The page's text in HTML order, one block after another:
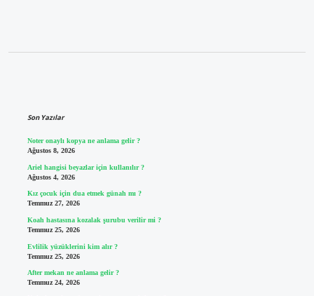
Son Yazılar
Noter onaylı kopya ne anlama gelir ?
Ağustos 8, 2026
Ariel hangisi beyazlar için kullanılır ?
Ağustos 4, 2026
Kız çocuk için dua etmek günah mı ?
Temmuz 27, 2026
Koah hastasına kozalak şurubu verilir mi ?
Temmuz 25, 2026
Evlilik yüzüklerini kim alır ?
Temmuz 25, 2026
After mekan ne anlama gelir ?
Temmuz 24, 2026